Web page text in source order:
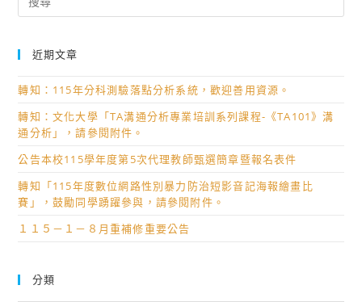
for:
近期文章
轉知：115年分科測驗落點分析系統，歡迎善用資源。
轉知：文化大學「TA溝通分析專業培訓系列課程-《TA101》溝
通分析」，請參閱附件。
公告本校115學年度第5次代理教師甄選簡章暨報名表件
轉知「115年度數位網路性別暴力防治短影音記海報繪畫比
賽」，鼓勵同學踴躍參與，請參閱附件。
１１５－１－８月重補修重要公告
分類